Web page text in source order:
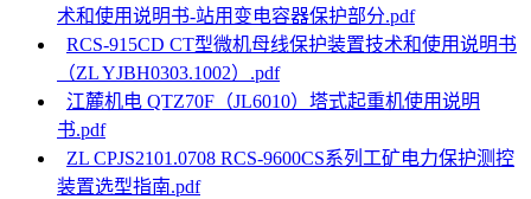
术和使用说明书-站用变电容器保护部分.pdf
RCS-915CD CT型微机母线保护装置技术和使用说明书
（ZL YJBH0303.1002）.pdf
江麓机电 QTZ70F（JL6010）塔式起重机使用说明
书.pdf
ZL CPJS2101.0708 RCS-9600CS系列工矿电力保护测控
装置选型指南.pdf